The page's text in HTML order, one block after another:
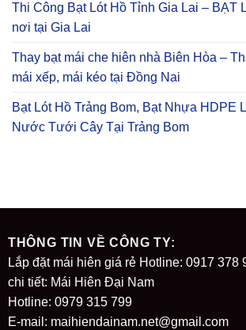
Thi Công Bạt Lót Hồ Tỉnh Gia Lai – BẠT
nơi tại Gia Lai
Thay bạt mái che hiên nhà Biên Hòa –
mái xếp, mái kéo tại Đồng Nai
Bạt Lót Hồ Trảng Bom, Bạt Nhựa HDPE
Nước Tưới Cây Tại Trảng Bom
THÔNG TIN VỀ CÔNG TY:
Lắp đặt mái hiên giá rẻ Hotline: 0917 378
chi tiết: Mái Hiên Đại Nam
Hotline: 0979 315 799
E-mail: maihiendainam.net@gmail.com